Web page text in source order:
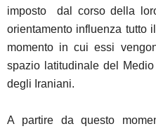
imposto dal corso della
orientamento influenza tutto
momento in cui essi
spazio latitudinale del
degli Iraniani.
A partire da questo